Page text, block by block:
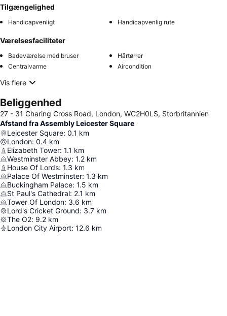
Tilgængelighed
Handicapvenligt Handicapvenlig rute
Værelsesfaciliteter
Badeværelse med bruser
Hårtørrer
Centralvarme
Aircondition
Vis flere
Beliggenhed
27 - 31 Charing Cross Road, London, WC2H0LS, Storbritannien
Afstand fra Assembly Leicester Square
Leicester Square: 0.1 km
London: 0.4 km
Elizabeth Tower: 1.1 km
Westminster Abbey: 1.2 km
House Of Lords: 1.3 km
Palace Of Westminster: 1.3 km
Buckingham Palace: 1.5 km
St Paul's Cathedral: 2.1 km
Tower Of London: 3.6 km
Lord's Cricket Ground: 3.7 km
The O2: 9.2 km
London City Airport: 12.6 km